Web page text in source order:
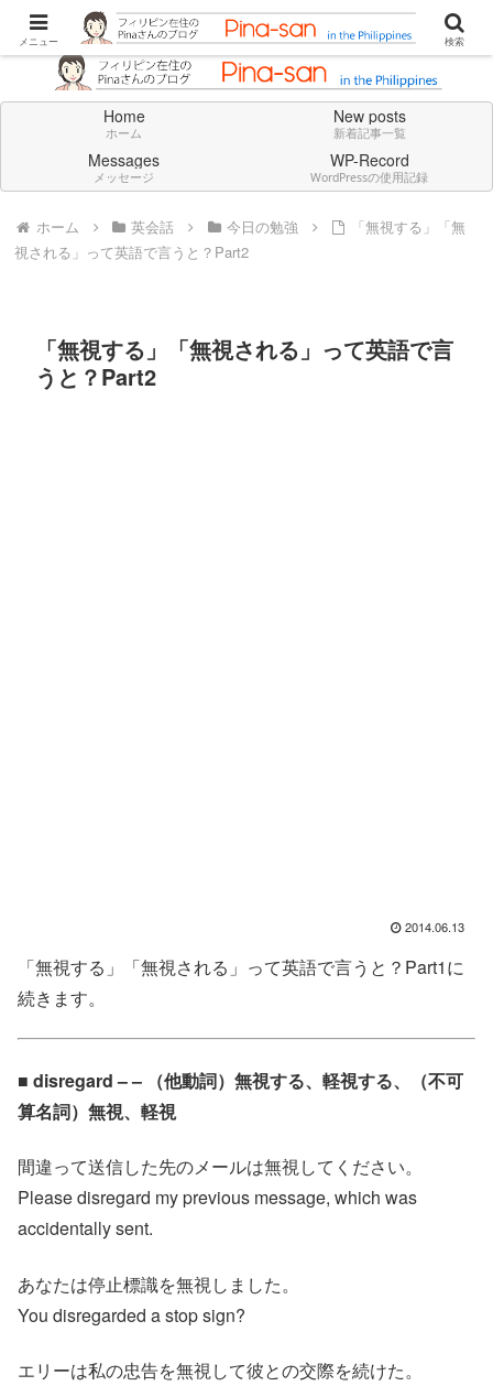
Don't think deeply. Feel always in English.
Home
ホーム
New posts
新着記事一覧
Messages
メッセージ
WP-Record
WordPressの使用記録
ホーム 英会話 今日の勉強
「無視する」「無
視される」って英語で言うと？Part2
「無視する」「無視される」って英語で言
うと？Part2
2014.06.13
「無視する」「無視される」って英語で言うと？Part1に
続きます。
■ disregard – – （他動詞）無視する、軽視する、（不可
算名詞）無視、軽視
間違って送信した先のメールは無視してください。
Please disregard my previous message, which was
accidentally sent.
あなたは停止標識を無視しました。
You disregarded a stop sign?
エリーは私の忠告を無視して彼との交際を続けた。
メニュー 検索